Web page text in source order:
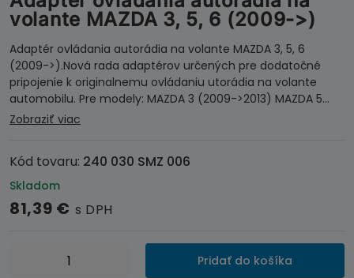
volante MAZDA 3, 5, 6 (2009->)
Adaptér ovládania autorádia na volante MAZDA 3, 5, 6
(2009->).Nová rada adaptérov určených pre dodatočné
pripojenie k originalnemu ovládaniu utorádia na volante
automobilu. Pre modely: MAZDA 3 (2009->2013) MAZDA 5…
Zobraziť viac
Kód tovaru: 240 030 SMZ 006
Skladom
81,39 € s DPH
množstvo
Pridať do košíka